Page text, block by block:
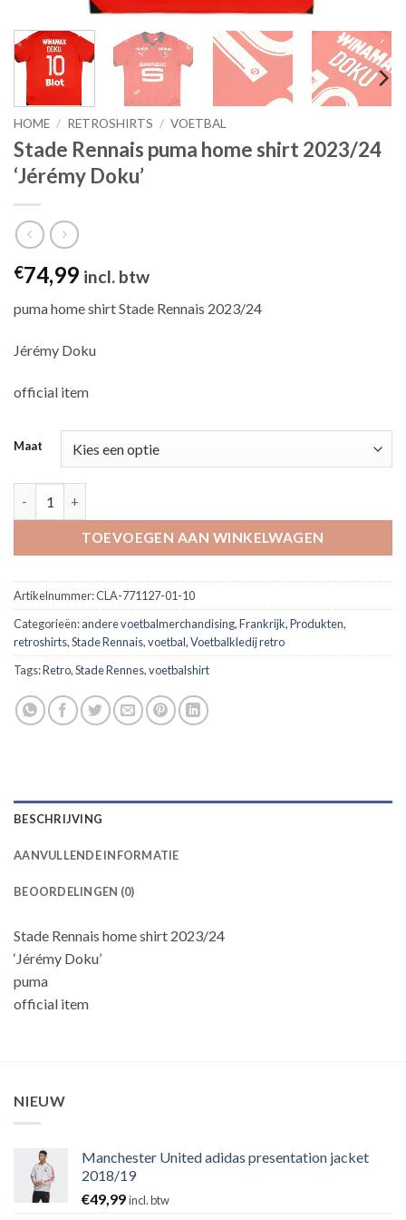
HOME / RETROSHIRTS / VOETBAL
Stade Rennais puma home shirt 2023/24
‘Jérémy Doku’
€74,99 incl. btw
puma home shirt Stade Rennais 2023/24
Jérémy Doku
official item
Maat
TOEVOEGEN AAN WINKELWAGEN
Artikelnummer:CLA-771127-01-10
Categorieën:andere voetbalmerchandising,Frankrijk,Produkten,
retroshirts,Stade Rennais,voetbal,Voetbalkledij retro
Tags:Retro,Stade Rennes,voetbalshirt
BESCHRIJVING
AANVULLENDE INFORMATIE
BEOORDELINGEN (0)
Stade Rennais home shirt 2023/24
‘Jérémy Doku’
puma
official item
NIEUW
Manchester United adidas presentation jacket
2018/19
€49,99incl. btw